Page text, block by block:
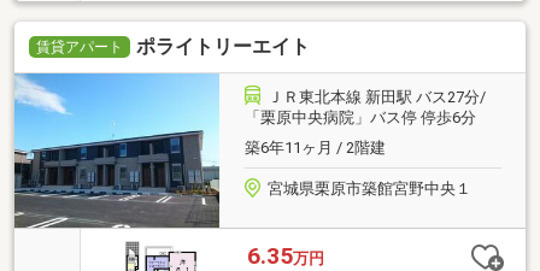
賃貸アパート ポライトリーエイト
ＪＲ東北本線 新田駅 バス27分/
「栗原中央病院」バス停 停歩6分
築6年11ヶ月 / 2階建
宮城県栗原市築館宮野中央１
6.35万円